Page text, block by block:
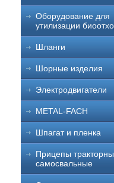
Оборудование для
утилизации
Шланги
Шорные изделия
Электродвигатели
METAL-FACH
Шпагат и пленка
Прицепы
самосвальные